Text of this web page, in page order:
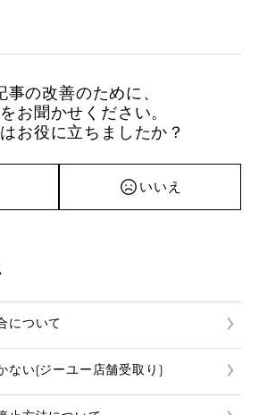
事の改善のために、
お聞かせください。
お役に立ちましたか？
いいえ
について
ない(ジーユー店舗受取り)